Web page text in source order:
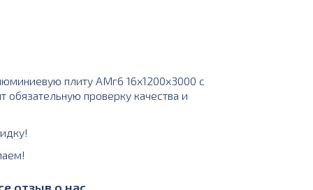
плиту АМг6 16х1200х3000 с
проверку качества и